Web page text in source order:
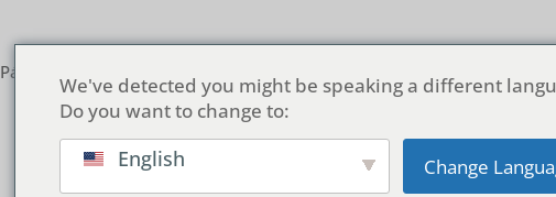
Página inicial
Portuguese
We've detected you might be speaking a different
Do you want to change to:
English Change